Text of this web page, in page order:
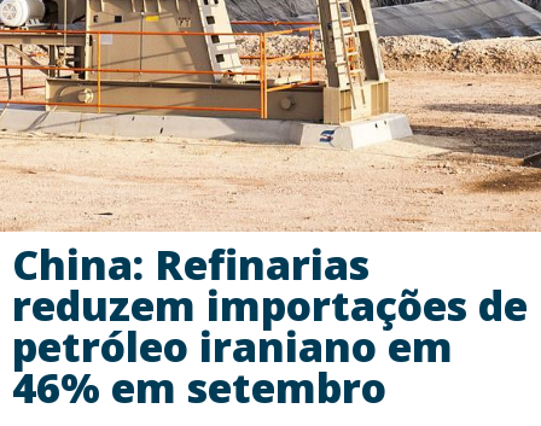
China: Refinarias
reduzem importações de
petróleo iraniano em
46% em setembro